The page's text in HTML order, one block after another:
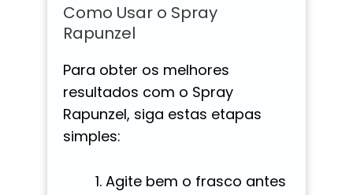
Como Usar o Spray
Rapunzel
Para obter os melhores
resultados com o Spray
Rapunzel, siga estas etapas
simples:
Agite bem o frasco antes